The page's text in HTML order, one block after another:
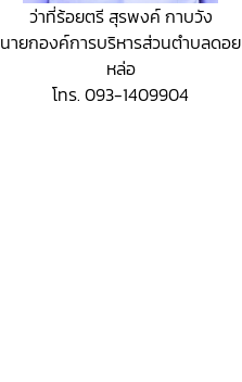
ว่าที่ร้อยตรี สุรพงค์ กาบวัง
นายกองค์การบริหารส่วนตำบลดอย
หล่อ
โทร. 093-1409904